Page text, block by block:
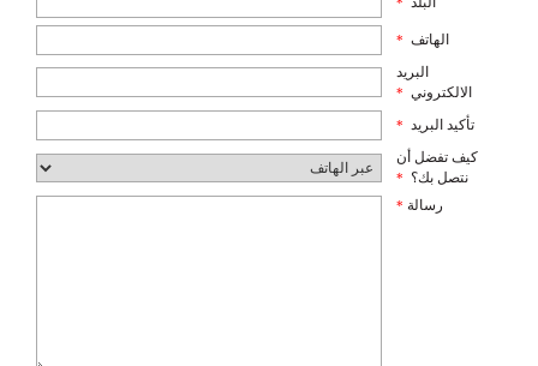
الهاتف *
البريد
الالكتروني *
تأكيد البريد *
كيف تفضل أن
نتصل بك؟ *
رسالة *